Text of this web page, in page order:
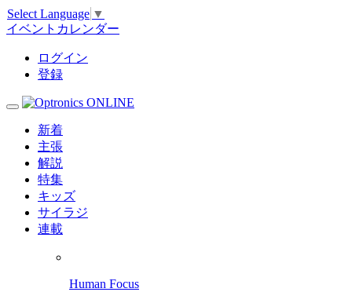
Select Language ▼
イベントカレンダー
ログイン
登録
新着
主張
解説
特集
キッズ
サイラジ
連載
Human Focus